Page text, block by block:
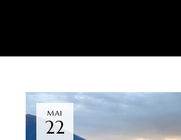
MAI
22